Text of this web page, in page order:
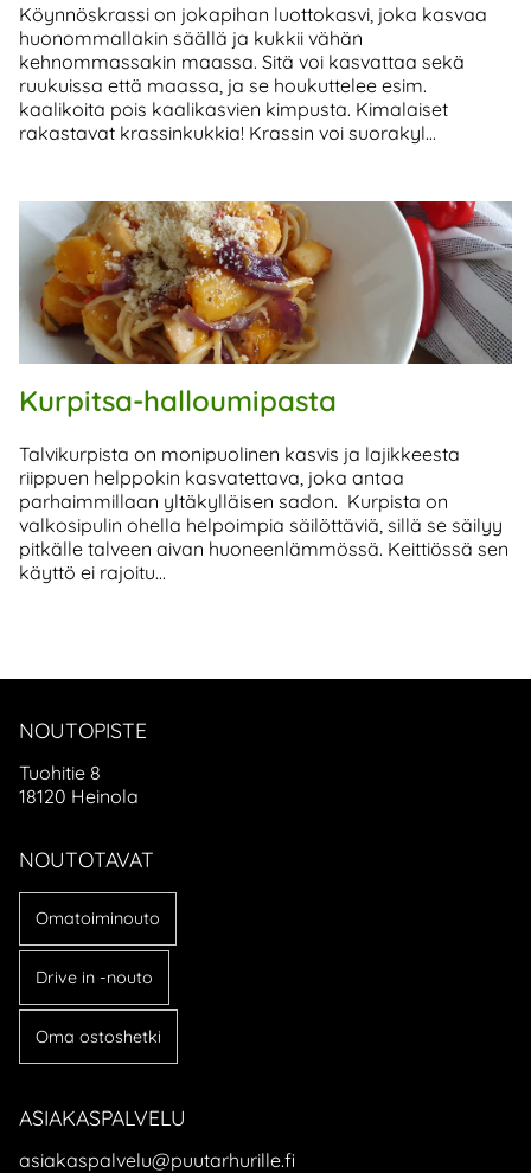
Köynnöskrassi on jokapihan luottokasvi, joka kasvaa
huonommallakin säällä ja kukkii vähän
kehnommassakin maassa. Sitä voi kasvattaa sekä
ruukuissa että maassa, ja se houkuttelee esim.
kaalikoita pois kaalikasvien kimpusta. Kimalaiset
rakastavat krassinkukkia! Krassin voi suorakyl...
Kurpitsa-halloumipasta
Talvikurpista on monipuolinen kasvis ja lajikkeesta
riippuen helppokin kasvatettava, joka antaa
parhaimmillaan yltäkylläisen sadon. Kurpista on
valkosipulin ohella helpoimpia säilöttäviä, sillä se säilyy
pitkälle talveen aivan huoneenlämmössä. Keittiössä sen
käyttö ei rajoitu...
NOUTOPISTE
Tuohitie 8
18120 Heinola
NOUTOTAVAT
Omatoiminouto
Drive in -nouto
Oma ostoshetki
ASIAKASPALVELU
asiakaspalvelu@puutarhurille.fi